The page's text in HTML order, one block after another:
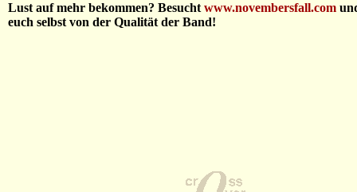
Lust auf mehr bekommen? Besucht www.novembersfall.com
euch selbst von der Qualität der Band!